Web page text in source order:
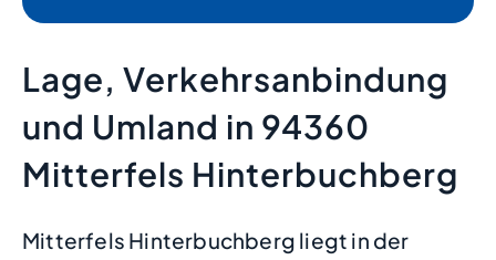
Lage, Verkehrsanbindung
und Umland in 94360
Mitterfels Hinterbuchberg
Mitterfels Hinterbuchberg liegt in der